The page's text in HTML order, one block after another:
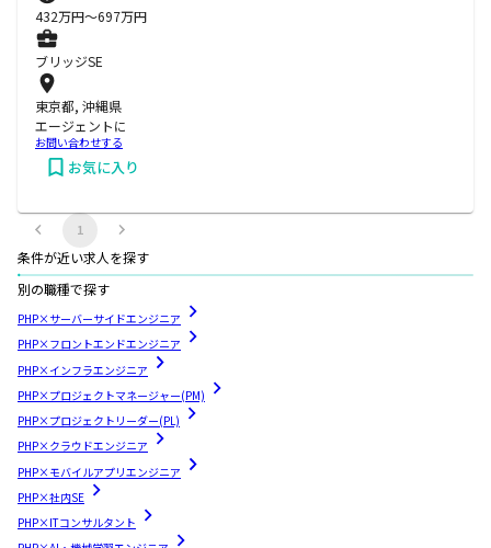
432万円〜697万円
ブリッジSE
東京都, 沖縄県
エージェントに
お問い合わせする
お気に入り
1
条件が近い求人を探す
別の職種で探す
PHP×サーバーサイドエンジニア
PHP×フロントエンドエンジニア
PHP×インフラエンジニア
PHP×プロジェクトマネージャー(PM)
PHP×プロジェクトリーダー(PL)
PHP×クラウドエンジニア
PHP×モバイルアプリエンジニア
PHP×社内SE
PHP×ITコンサルタント